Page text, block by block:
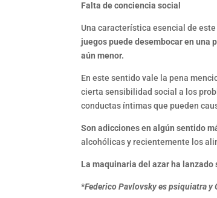
Falta de conciencia social
Una característica esencial de
juegos puede desembocar en una
aún menor.
En este sentido vale la pena
cierta sensibilidad social a los
conductas íntimas que pueden
Son adicciones en algún sentido
alcohólicas y recientemente los
La maquinaria del azar ha
*Federico Pavlovsky es psiquiatra